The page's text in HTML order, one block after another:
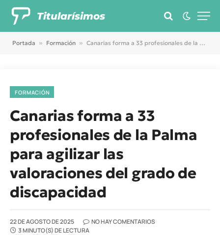
Titularísimos
Portada » Formación » Canarias forma a 33 profesionales de la Palma para agilizar las valoraciones del grado de discapacidad
FORMACIÓN
Canarias forma a 33
profesionales de la Palma
para agilizar las
valoraciones del grado de
discapacidad
22 DE AGOSTO DE 2025
NO HAY COMENTARIOS
3 MINUTO(S) DE LECTURA